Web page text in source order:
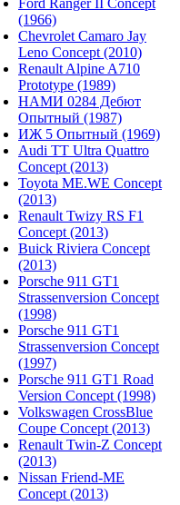
Ford Ranger II Concept
(1966)
Chevrolet Camaro Jay
Leno Concept (2010)
Renault Alpine A710
Prototype (1989)
НАМИ 0284 Дебют
Опытный (1987)
ИЖ 5 Опытный (1969)
Audi TT Ultra Quattro
Concept (2013)
Toyota ME.WE Concept
(2013)
Renault Twizy RS F1
Concept (2013)
Buick Riviera Concept
(2013)
Porsche 911 GT1
Strassenversion Concept
(1998)
Porsche 911 GT1
Strassenversion Concept
(1997)
Porsche 911 GT1 Road
Version Concept (1998)
Volkswagen CrossBlue
Coupe Concept (2013)
Renault Twin-Z Concept
(2013)
Nissan Friend-ME
Concept (2013)